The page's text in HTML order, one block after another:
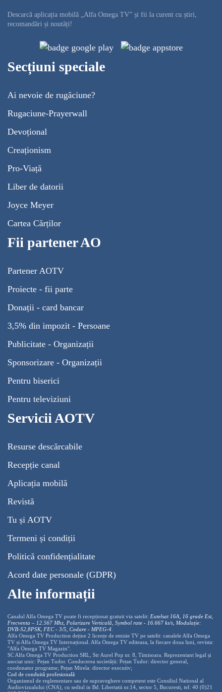
Descarcă aplicația mobilă „Alfa Omega TV” și fii la curent cu știri,
recomandări și noutăți!
Secțiuni speciale
Ai nevoie de rugăciune?
Rugaciune-Prayerwall
Devoțional
Creaționism
Pro-Viață
Liber de datorii
Joyce Meyer
Cartea Cărților
Fii partener AO
Partener AOTV
Proiecte - fii parte
Donații - card bancar
3,5% din impozit - Persoane
Publicitate - Organizații
Sponsorizare - Organizații
Pentru biserici
Pentru televiziuni
Servicii AOTV
Resurse descărcabile
Recepție canal
Aplicația mobilă
Revistă
Tu și AOTV
Termeni și condiții
Politică confidențialitate
Acord date personale (GDPR)
Alte informații
Canalul Alfa Omega TV poate fi recepționat gratuit via satelit: Eutelsat 16A, 16 grade Est,
Frecventa – 12.567 Mhz, Polarizare Verticală, Symbol rate - 16.667 ks/s, Modulație:
DVB-S2,8PSK, FEC - 3/5, Codare - MPEG-4
Alfa Omega TV Production deține 2 licențe de emisie TV pe satelit: canalele Alfa Omega
TV și Alfa Omega TV Internațional. Alfa Omega TV editeaza, la fiecare doua luni, revista:
"Alfa Omega TV Magazin".
SC Alfa Omega TV Production SRL, Str Aurel Pop nr. 8, Timisoara. Reprezentant legal și
asociat unic: Pețan Tudor. Conducerea societății: Pețan Tudor: director general,
coodonator programe; Pețan Mirela: director executiv;
Cod de conduită profesională
Organismul de reglementare sau de supraveghere competent este Consiliul National al
Audiovizualului (CNA), cu sediul in Bd. Libertatii nr.14, sector 5, Bucuresti, tel: 40 (0)21